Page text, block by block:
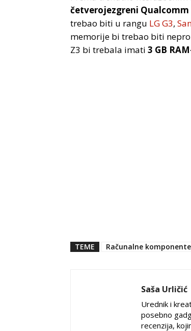
četverojezgreni Qualcomm
trebao biti u rangu LG G3,
memorije bi trebao biti
Z3 bi trebala imati 3 GB
TEME Računalne komponente
Saša Urličić
Urednik i
posebno
recenzija,